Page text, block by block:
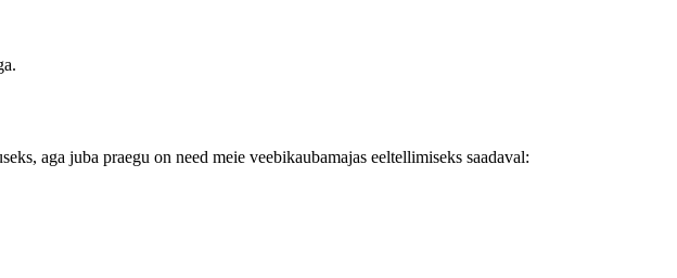
aga juba praegu on need meie veebikaubamajas eeltellimiseks saadaval: